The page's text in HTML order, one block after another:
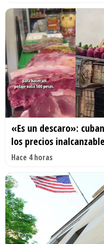
«Es un descaro»:
los precios
Hace 4 horas